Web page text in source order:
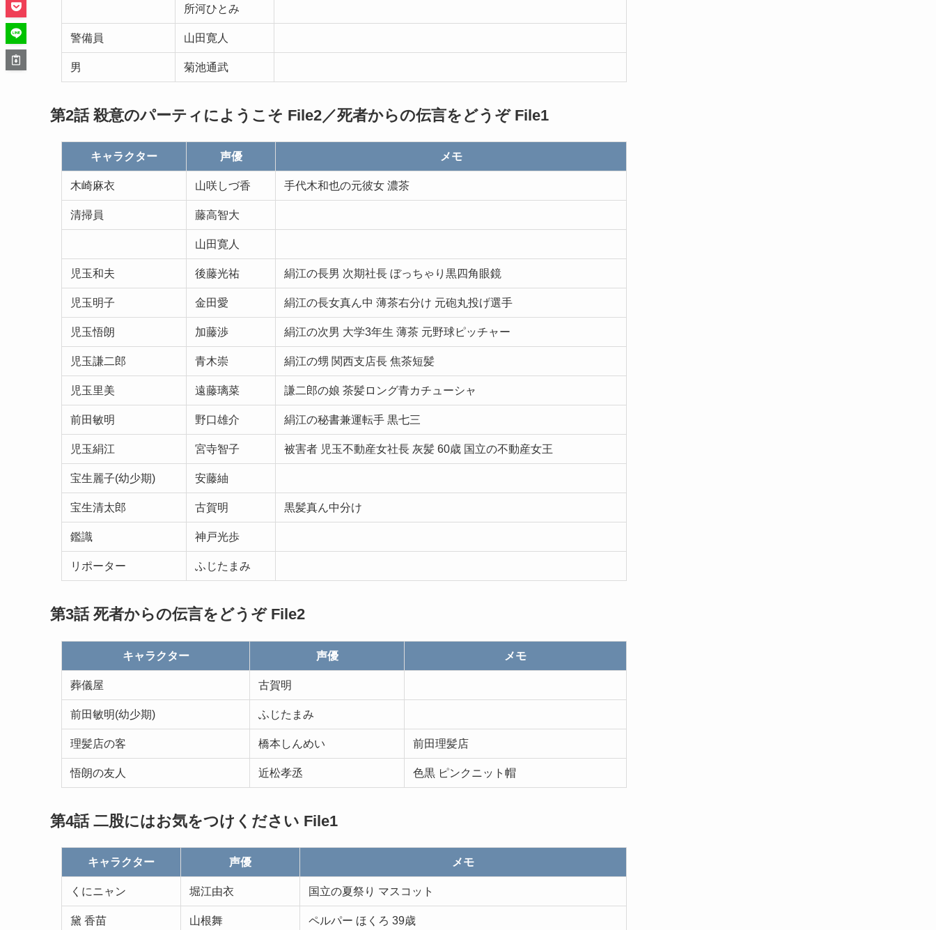
所河ひとみ
警備員 山田寛人
男 菊池通武
第2話 殺意のパーティにようこそ File2／死者からの伝言をどうぞ File1
キャラクター 声優 メモ
木崎麻衣 山咲しづ香 手代木和也の元彼女 濃茶
清掃員 藤高智大
山田寛人
児玉和夫 後藤光祐 絹江の長男 次期社長 ぼっちゃり黒四角眼鏡
児玉明子 金田愛 絹江の長女真ん中 薄茶右分け 元砲丸投げ選手
児玉悟朗 加藤渉 絹江の次男 大学3年生 薄茶 元野球ピッチャー
児玉謙二郎 青木崇 絹江の甥 関西支店長 焦茶短髪
児玉里美 遠藤璃菜 謙二郎の娘 茶髪ロング青カチューシャ
前田敏明 野口雄介 絹江の秘書兼運転手 黒七三
児玉絹江 宮寺智子 被害者 児玉不動産女社長 灰髪 60歳 国立の不動産女王
宝生麗子(幼少期) 安藤紬
宝生清太郎 古賀明 黒髪真ん中分け
鑑識 神戸光歩
リポーター ふじたまみ
第3話 死者からの伝言をどうぞ File2
キャラクター 声優 メモ
葬儀屋 古賀明
前田敏明(幼少期) ふじたまみ
理髪店の客 橋本しんめい 前田理髪店
悟朗の友人 近松孝丞 色黒 ピンクニット帽
第4話 二股にはお気をつけください File1
キャラクター 声優 メモ
くにニャン 堀江由衣 国立の夏祭り マスコット
黛 香苗 山根舞 ペルパー ほくろ 39歳